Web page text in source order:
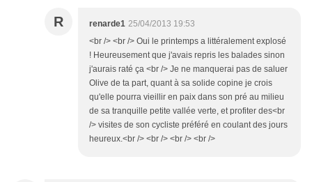
R renarde1 25/04/2013 19:53
<br /> <br /> Oui le printemps a littéralement explosé
! Heureusement que j'avais repris les balades sinon
j'aurais raté ça <br /> Je ne manquerai pas de saluer
Olive de ta part, quant à sa solide copine je crois
qu'elle pourra vieillir en paix dans son pré au milieu
de sa tranquille petite vallée verte, et profiter des<br
/> visites de son cycliste préféré en coulant des jours
heureux.<br /> <br /> <br /> <br />